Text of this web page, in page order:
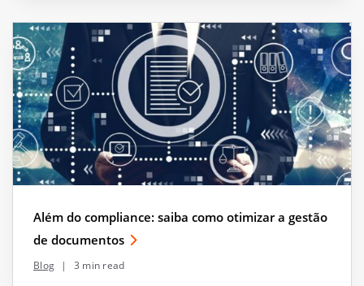
Além do compliance: saiba como otimizar a gestão
de documentos
Blog | 3 min read